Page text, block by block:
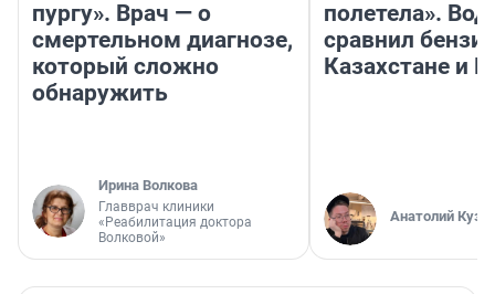
пургу». Врач — о
смертельном диагнозе,
который сложно
обнаружить
Ирина Волкова
Главврач клиники
«Реабилитация доктора
Волковой»
полетела».
сравнил
Казахстане и
Анатолий